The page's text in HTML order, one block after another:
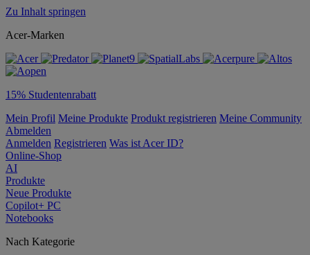
Zu Inhalt springen
Acer-Marken
15% Studentenrabatt
Mein Profil Meine Produkte Produkt registrieren Meine Community
Abmelden
Anmelden Registrieren Was ist Acer ID?
Online-Shop
AI
Produkte
Neue Produkte
Copilot+ PC
Notebooks
Nach Kategorie